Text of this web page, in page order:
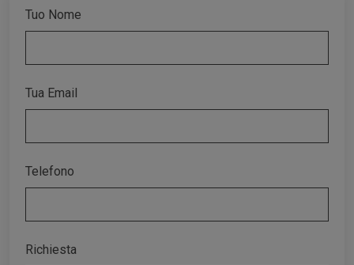
Tuo Nome
Tua Email
Telefono
Richiesta